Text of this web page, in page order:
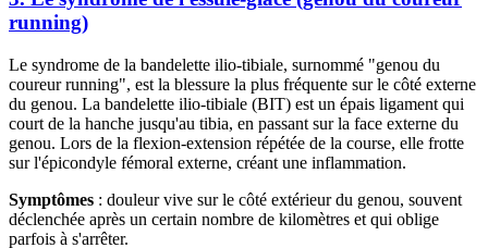
running)
Le syndrome de la bandelette ilio-tibiale, surnommé "genou du
coureur running", est la blessure la plus fréquente sur le côté externe
du genou. La bandelette ilio-tibiale (BIT) est un épais ligament qui
court de la hanche jusqu'au tibia, en passant sur la face externe du
genou. Lors de la flexion-extension répétée de la course, elle frotte
sur l'épicondyle fémoral externe, créant une inflammation.
Symptômes : douleur vive sur le côté extérieur du genou, souvent
déclenchée après un certain nombre de kilomètres et qui oblige
parfois à s'arrêter.